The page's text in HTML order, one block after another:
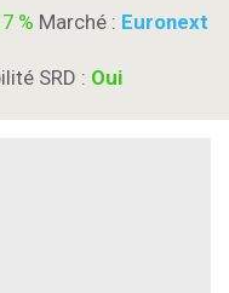
% Marché : Euronext
SRD : Oui